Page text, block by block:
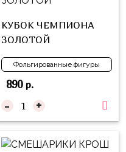
КУБОК ЧЕМПИОНА
ЗОЛОТОЙ
Фольгированные фигуры
890р.
- +